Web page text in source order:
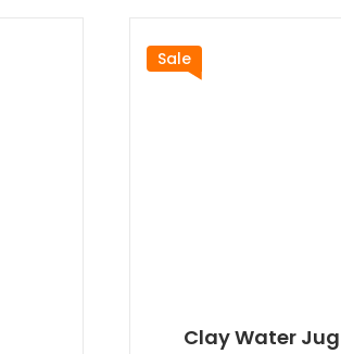
Sale
Clay Water Jug